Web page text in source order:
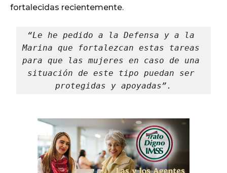
fortalecidas recientemente.
“Le he pedido a la Defensa y a la
Marina que fortalezcan estas tareas
para que las mujeres en caso de una
situación de este tipo puedan ser
protegidas y apoyadas”.